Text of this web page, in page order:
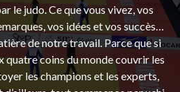
le judo. Ce que vous vivez, vos
vos idées et vos succès…
de notre travail. Parce que si
quatre coins du monde couvrir les
les champions et les experts,